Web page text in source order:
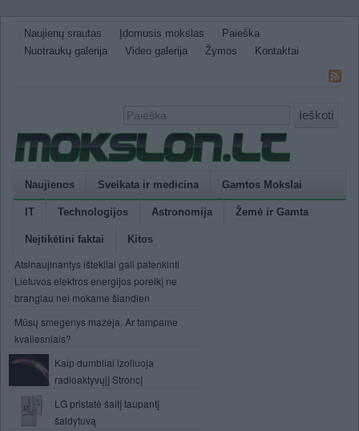
Naujienų srautas Įdomusis mokslas
Paieška
Nuotraukų galerija
Video galerija Žymos Kontaktai
Ieškoti
Naujienos Sveikata ir medicina Gamtos Mokslai
IT Technologijos Astronomija Žemė ir Gamta
Neįtikėtini faktai Kitos
Atsinaujinantys ištekliai gali patenkinti
Lietuvos elektros energijos poreikį ne
brangiau nei mokame šiandien
Mūsų smegenys mažėja. Ar tampame
kvailesniais?
Kaip dumbliai izoliuoja
radioaktyvųjį Stroncį
LG pristatė šaltį taupantį
šaldytuvą